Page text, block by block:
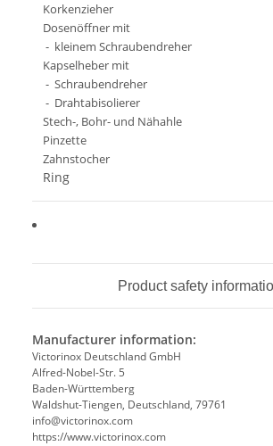
Korkenzieher
Dosenöffner mit
- kleinem Schraubendreher
Kapselheber mit
- Schraubendreher
- Drahtabisolierer
Stech-, Bohr- und Nähahle
Pinzette
Zahnstocher
Ring
Product safety
Manufacturer information:
Victorinox Deutschland GmbH
Alfred-Nobel-Str. 5
Baden-Württemberg
Waldshut-Tiengen, Deutschland, 79761
info@victorinox.com
https://www.victorinox.com